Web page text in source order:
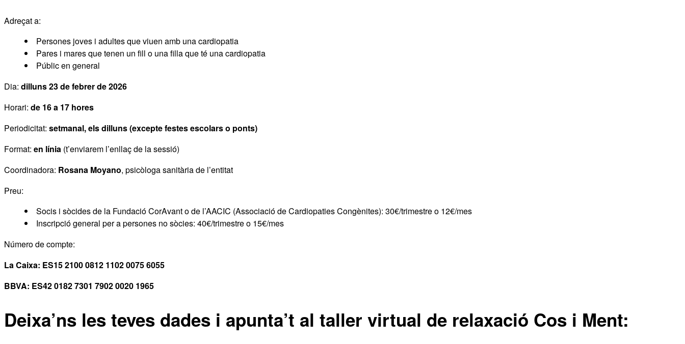
Adreçat a:
Persones joves i adultes que viuen amb una cardiopatia
Pares i mares que tenen un fill o una filla que té una cardiopatia
Públic en general
Dia: dilluns23 de febrer de 2026
Horari: de 16 a 17 hores
Periodicitat: setmanal, els dilluns(excepte festes escolars o ponts)
Format: en línia (t’enviarem l’enllaç de la sessió)
Coordinadora: Rosana Moyano, psicòloga sanitària de l’entitat
Preu:
Socis i sòcides de la Fundació CorAvant o de l’AACIC (Associació de Cardiopaties Congènites): 30€/trimestre o 12€/mes
Inscripció general per a persones no sòcies: 40€/trimestre o 15€/mes
Número de compte:
La Caixa: ES15 2100 0812 1102 0075 6055
BBVA: ES42 0182 7301 7902 0020 1965
Deixa’ns les teves dades i apunta’t al taller virtual de relaxació Cos i Ment: